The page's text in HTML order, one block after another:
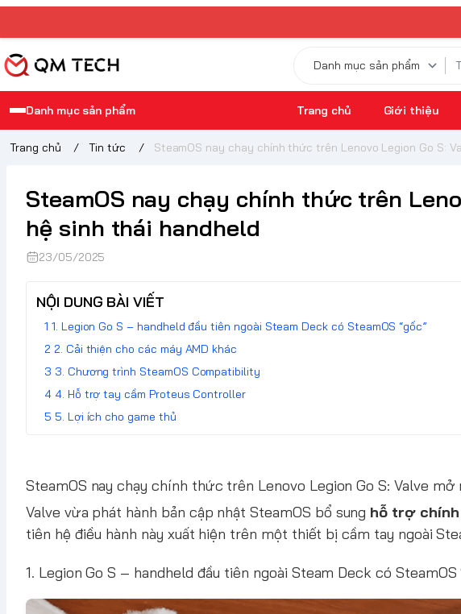
Danh mục sản phẩm Trang chủ Giới thiệu
Trang chủ / Tin tức / SteamOS nay chạy chính thức trên Lenovo Legion Go S:
SteamOS nay chạy chính thức trên
hệ sinh thái handheld
23/05/2025
NỘI DUNG BÀI VIẾT
1. Legion Go S – handheld đầu tiên ngoài Steam Deck có SteamOS “gốc”
2. Cải thiện cho các máy AMD khác
3. Chương trình SteamOS Compatibility
4. Hỗ trợ tay cầm Proteus Controller
5. Lợi ích cho game thủ
SteamOS nay chạy chính thức trên Lenovo Legion Go S: Valve
Valve vừa phát hành bản cập nhật SteamOS bổ sung hỗ trợ chính
tiên hệ điều hành này xuất hiện trên một thiết bị cầm tay ngoài
1. Legion Go S – handheld đầu tiên ngoài Steam Deck có SteamOS